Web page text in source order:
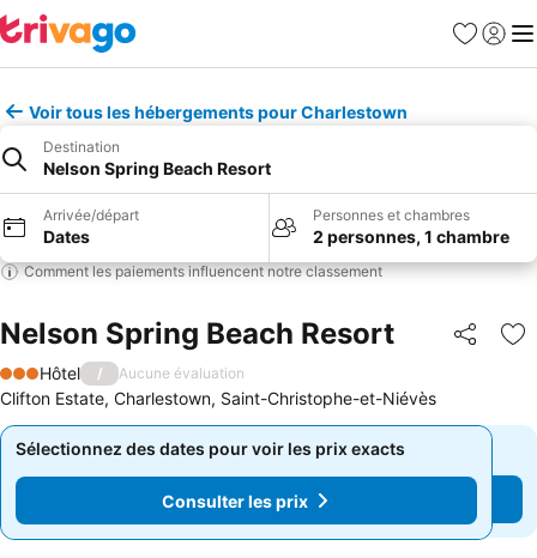
Favoris
Se
Voir tous les hébergements pour Charlestown
Destination
Nelson Spring Beach Resort
Arrivée/départ
Dates
Personnes et chambres
2 personnes, 1 chambre
Comment les paiements influencent notre classement
Nelson Spring Beach Resort Partager
3 Étoiles
Hôtel / Aucune évaluation
Clifton Estate, Charlestown, Saint-Christophe-et-Niévès
Sélectionnez des dates pour voir les prix exacts
Consulter les prix
Sélectionnez des dates pour voir les prix exacts
Consulter les prix